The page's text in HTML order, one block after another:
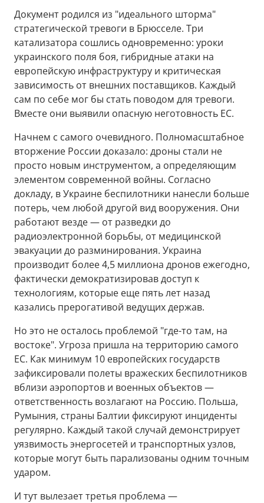
Документ родился из "идеального шторма"
стратегической тревоги в Брюсселе. Три
катализатора сошлись одновременно: уроки
украинского поля боя, гибридные атаки на
европейскую инфраструктуру и критическая
зависимость от внешних поставщиков. Каждый
сам по себе мог бы стать поводом для тревоги.
Вместе они выявили опасную неготовность ЕС.
Начнем с самого очевидного. Полномасштабное
вторжение России доказало: дроны стали не
просто новым инструментом, а определяющим
элементом современной войны. Согласно
докладу, в Украине беспилотники нанесли больше
потерь, чем любой другой вид вооружения. Они
работают везде — от разведки до
радиоэлектронной борьбы, от медицинской
эвакуации до разминирования. Украина
производит более 4,5 миллиона дронов ежегодно,
фактически демократизировав доступ к
технологиям, которые еще пять лет назад
казались прерогативой ведущих держав.
Но это не осталось проблемой "где-то там, на
востоке". Угроза пришла на территорию самого
ЕС. Как минимум 10 европейских государств
зафиксировали полеты вражеских беспилотников
вблизи аэропортов и военных объектов —
ответственность возлагают на Россию. Польша,
Румыния, страны Балтии фиксируют инциденты
регулярно. Каждый такой случай демонстрирует
уязвимость энергосетей и транспортных узлов,
которые могут быть парализованы одним точным
ударом.
И тут вылезает третья проблема —